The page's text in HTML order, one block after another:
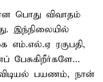
பொது விவாதம்
இந்நிலையில்
எம்.எல்.ஏ ரகுபதி,
பயணம், நான்